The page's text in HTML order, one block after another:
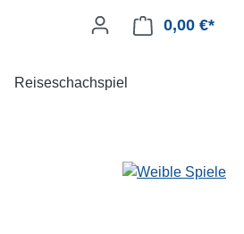
0,00 €*
Reiseschachspiel